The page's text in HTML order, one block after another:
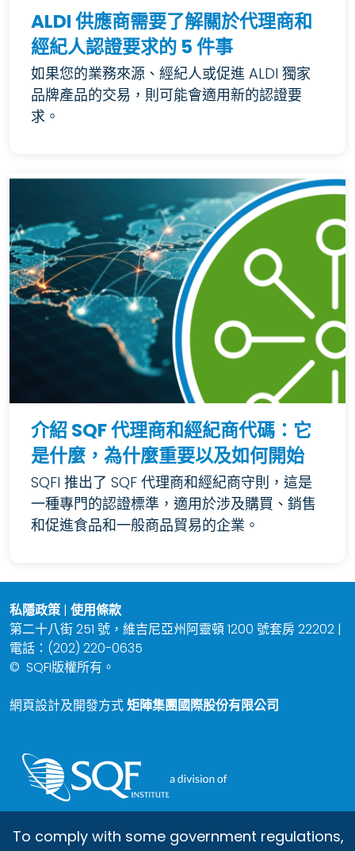
ALDI 供應商需要了解關於代理商和
經紀人認證要求的 5 件事
如果您的業務來源、經紀人或促進 ALDI 獨家
品牌產品的交易，則可能會適用新的認證要
求。
介紹 SQF 代理商和經紀商代碼：它
是什麼，為什麼重要以及如何開始
SQFI 推出了 SQF 代理商和經紀商守則，這是
一種專門的認證標準，適用於涉及購買、銷售
和促進食品和一般商品貿易的企業。
私隱政策| 使用條款
第二十八街 251 號，維吉尼亞州阿靈頓 1200 號套房 22202 |
電話：(202) 220-0635
© SQFI版權所有。
網頁設計及開發方式矩陣集團國際股份有限公司
To comply with some government regulations,